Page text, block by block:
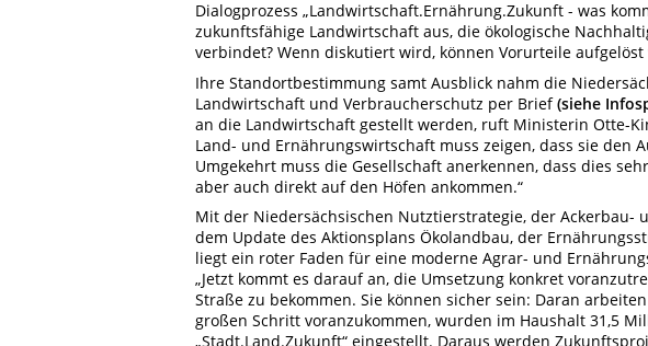
Dialogprozess „Landwirtschaft.Ernährung.Zukunft - was
zukunftsfähige Landwirtschaft aus, die ökologische
verbindet? Wenn diskutiert wird, können Vorurteile
Ihre Standortbestimmung samt Ausblick nahm die
Landwirtschaft und Verbraucherschutz per Brief(siehe
an die Landwirtschaft gestellt werden, ruft Ministerin Otte-
Land- und Ernährungswirtschaft muss zeigen, dass sie den
Umgekehrt muss die Gesellschaft anerkennen, dass dies
aber auch direkt auf den Höfen ankommen.“
Mit der Niedersächsischen Nutztierstrategie, der Ackerbau-
dem Update des Aktionsplans Ökolandbau, der
liegt ein roter Faden für eine moderne Agrar- und
„Jetzt kommt es darauf an, die Umsetzung konkret
Straße zu bekommen. Sie können sicher sein: Daran
großen Schritt voranzukommen, wurden im Haushalt 31,5
„Stadt.Land.Zukunft“ eingestellt. Daraus werden